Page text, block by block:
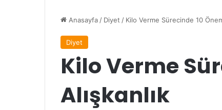
Anasayfa / Diyet / Kilo Verme Sürecinde 10
Diyet
Kilo Verme
Alışkanlık